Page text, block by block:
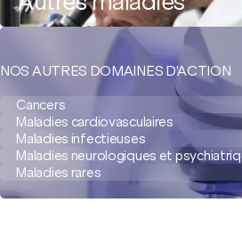
NOS AUTRES DOMAINES D'ACTION
Cancers
Maladies cardiovasculaires
Maladies infectieuses
Maladies neurologiques et
Maladies rares